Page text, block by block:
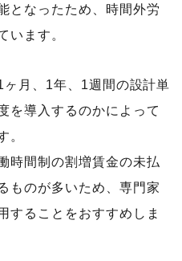
となったため、時間外労
います。
月、1年、1週間の設計単
を導入するのかによって
。
時間制の割増賃金の未払
ものが多いため、専門家
することをおすすめしま